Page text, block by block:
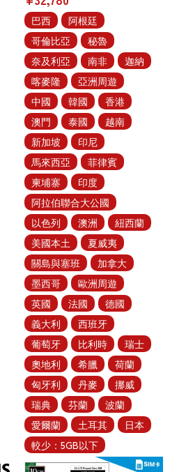
巴西
阿根廷
哥倫比亞
秘魯
奈及利亞
南非
迦納
喀麥隆
亞洲周遊
中國
韓國
香港
澳門
泰國
越南
新加坡
印尼
馬來西亞
菲律賓
柬埔寨
印度
阿拉伯聯合大公國
以色列
澳洲
紐西蘭
美國本土
夏威夷
關島與塞班
加拿大
墨西哥
歐洲周遊
英國
法國
德國
義大利
西班牙
葡萄牙
比利時
瑞士
奧地利
希臘
荷蘭
匈牙利
丹麥
挪威
瑞典
芬蘭
波蘭
愛爾蘭
土耳其
日本
較少：5GB以下